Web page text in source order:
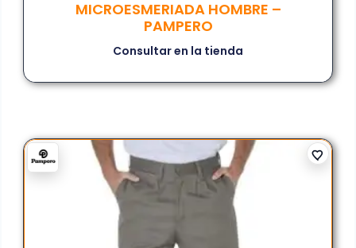
MICROESMERIADA HOMBRE –
PAMPERO
Consultar en la tienda